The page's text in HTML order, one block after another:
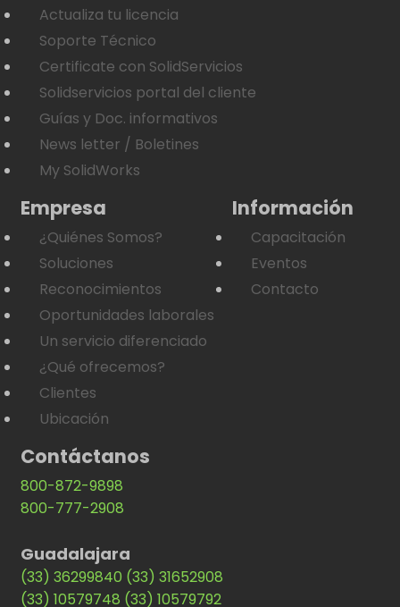
Actualiza tu licencia
Soporte Técnico
Certificate con SolidServicios
Solidservicios portal del cliente
Guías y Doc. informativos
News letter / Boletines
My SolidWorks
Empresa
¿Quiénes Somos?
Soluciones
Reconocimientos
Oportunidades laborales
Un servicio diferenciado
¿Qué ofrecemos?
Clientes
Ubicación
Información
Capacitación
Eventos
Contacto
Contáctanos
800-872-9898
800-777-2908
Guadalajara
(33) 36299840 (33) 31652908
(33) 10579748 (33) 10579792